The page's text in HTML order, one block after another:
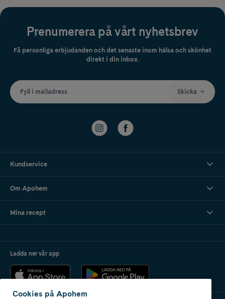
Prenumerera på vårt nyhetsbrev
Få personliga erbjudanden och det senaste inom hälsa och skönhet
direkt i din inbox.
Fyll i mailadress Skicka
Kundservice
Om Apohem
Mina recept
Ladda ner vår app
Cookies på Apohem